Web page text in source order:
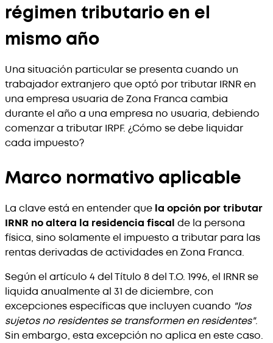
régimen tributario en el
mismo año
Una situación particular se presenta cuando un
trabajador extranjero que optó por tributar IRNR en
una empresa usuaria de Zona Franca cambia
durante el año a una empresa no usuaria, debiendo
comenzar a tributar IRPF. ¿Cómo se debe liquidar
cada impuesto?
Marco normativo aplicable
La clave está en entender que la opción por tributar
IRNR no altera la residencia fiscal de la persona
física, sino solamente el impuesto a tributar para las
rentas derivadas de actividades en Zona Franca.
Según el artículo 4 del Título 8 del T.O. 1996, el IRNR se
liquida anualmente al 31 de diciembre, con
excepciones específicas que incluyen cuando "los
sujetos no residentes se transformen en residentes".
Sin embargo, esta excepción no aplica en este caso.